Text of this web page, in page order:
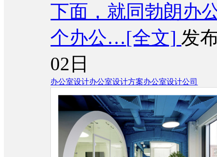
下面，就同勃朗办
个办公…[全文] 发
02日
办公室设计办公室设计方案办公室设计公司